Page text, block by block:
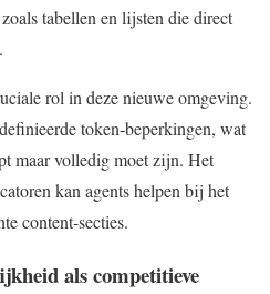
tabellen en lijsten die direct
rol in deze nieuwe omgeving.
token-beperkingen, wat
maar volledig moet zijn. Het
kan agents helpen bij het
content-secties.
als competitieve